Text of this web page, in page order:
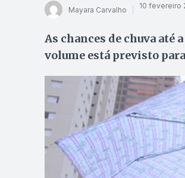
Mayara Carvalho 10 fevereiro
As chances de chuva até
volume está previsto